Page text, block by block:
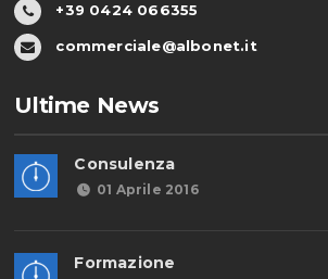
+39 0424 066355
commerciale@albonet.it
Ultime News
Consulenza
01 Aprile 2016
Formazione